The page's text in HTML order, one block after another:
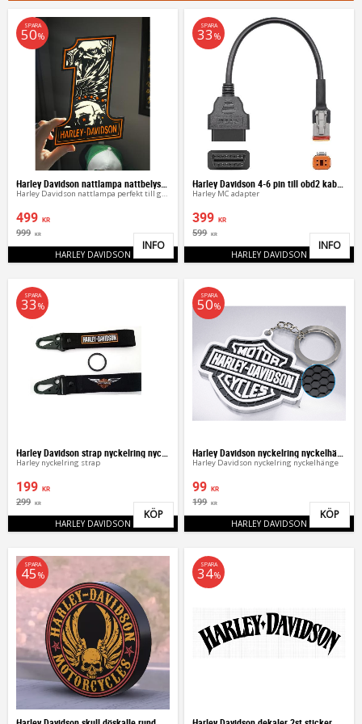
Harley Davidson nattlampa perfekt till garaget
499 KR
999 KR
SPARA
50%
HARLEY DAVIDSON Lägg till i favoriter
INFO
Harley MC adapter
399 KR
599 KR
SPARA
33 %
HARLEY DAVIDSON
INFO
Harley Davidson strap nyckelring nyckelhänge
Harley nyckelring strap
199 KR
299 KR
SPARA
33 %
HARLEY DAVIDSON Lägg till i favoriter
KÖP
Harley Davidson nyckelring nyckelhänge 3d
Harley Davidson nyckelring nyckelhänge
99 KR
199 KR
SPARA
50%
HARLEY DAVIDSON
KÖP
SPARA
45 %
SPARA
34%